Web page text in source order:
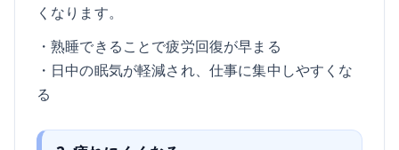
くなります。
・熟睡できることで疲労回復が早まる
・日中の眠気が軽減され、仕事に集中しやすくな
る